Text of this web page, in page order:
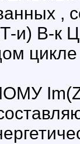
,
и) В-